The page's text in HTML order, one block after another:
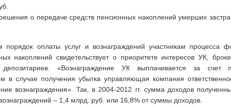
о передаче средств пенсионных накоплений умерших
порядок оплаты услуг и вознаграждений участникам процесса
накоплений свидетельствует о приоритете интересов УК,
депозитариев. «Вознаграждение УК выплачивается за счет
в случае получения убытка управляющая компания
вознаграждения». Так, в 2004-2012 гг. сумма доходов
– 1,4 млрд. руб. или 16,8% от суммы доходов.